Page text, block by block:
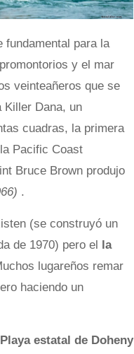
fundamental para la
y el mar
veinteañeros que se
Killer Dana, un
cuadras, la primera
Pacific Coast
Bruce Brown produjo
.
(se construyó un
de 1970) pero el la
lugareños remar
haciendo un
Playa estatal de Doheny